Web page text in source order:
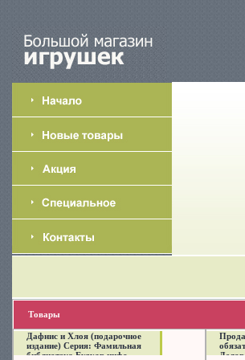
Товары
Дафнис и Хлоя (подарочное
издание) Серия: Фамильная
библиотека Будуар инфо